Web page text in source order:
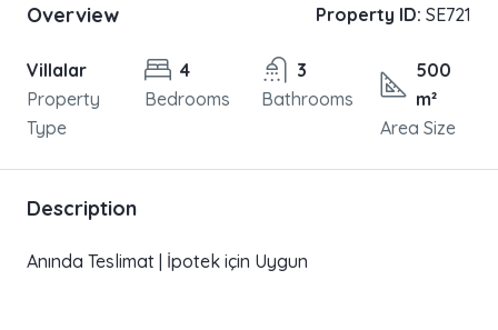
Overview Property ID: SE721
Villalar
Property
Type
4
Bedrooms
3
Bathrooms
500
m²
Area Size
Description
Anında Teslimat | İpotek için Uygun